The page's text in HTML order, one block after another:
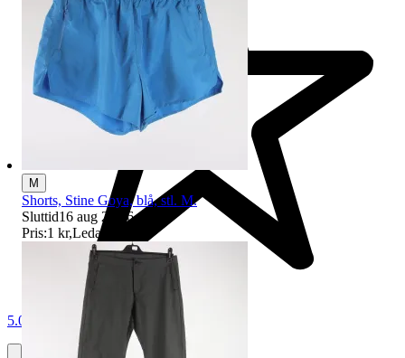
5.0
M
Shorts, Stine Goya, blå, stl. M.
Sluttid16 aug 20:36.
Pris:1 kr,Ledande bud